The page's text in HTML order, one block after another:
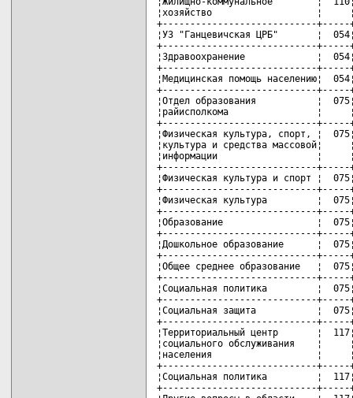
¦хозяйство                   ¦
+----------------------------+-----
¦УЗ "Ганцевичская ЦРБ"       ¦
+----------------------------+-----
¦Здравоохранение             ¦
+----------------------------+-----
¦Медицинская помощь населению¦
+----------------------------+-----
¦Отдел образования           ¦
¦райисполкома
+----------------------------+-----
¦Физическая культура, спорт, ¦
¦культура и средства
¦информации                  ¦
+----------------------------+-----
¦Физическая культура и спорт ¦
+----------------------------+-----
¦Физическая культура         ¦
+----------------------------+-----
¦Образование                 ¦
+----------------------------+-----
¦Дошкольное образование      ¦
+----------------------------+-----
¦Общее среднее образование   ¦
+----------------------------+-----
¦Социальная политика         ¦
+----------------------------+-----
¦Социальная защита           ¦
+----------------------------+-----
¦Территориальный центр       ¦
¦социального обслуживания
¦населения                   ¦
+----------------------------+-----
¦Социальная политика         ¦
+----------------------------+-----